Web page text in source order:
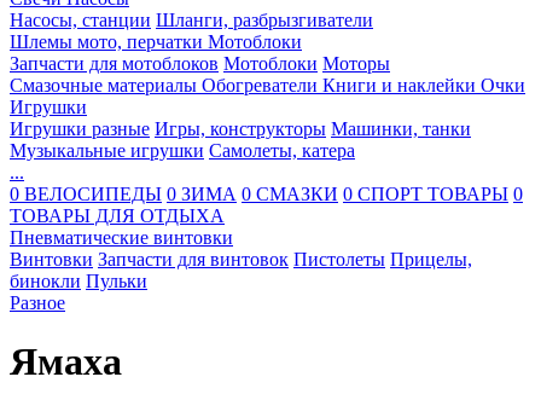
Насосы, станции Шланги, разбрызгиватели
Шлемы мото, перчатки Мотоблоки
Запчасти для мотоблоков Мотоблоки Моторы
Смазочные материалы Обогреватели Книги и наклейки Очки
Игрушки
Игрушки разные Игры, конструкторы Машинки, танки
Музыкальные игрушки Самолеты, катера
...
0 ВЕЛОСИПЕДЫ 0 ЗИМА 0 СМАЗКИ 0 СПОРТ ТОВАРЫ 0
ТОВАРЫ ДЛЯ ОТДЫХА
Пневматические винтовки
Винтовки Запчасти для винтовок Пистолеты Прицелы,
бинокли Пульки
Разное
Ямаха